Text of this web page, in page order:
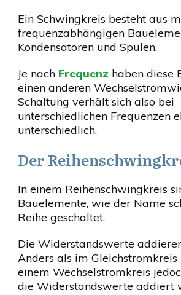
Ein Schwingkreis besteht aus
frequenzabhängigen
Kondensatoren und Spulen.
Je nach Frequenz haben diese
einen anderen
Schaltung verhält sich also bei
unterschiedlichen Frequenzen
unterschiedlich.
Der
In einem Reihenschwingkreis
Bauelemente, wie der Name
Reihe geschaltet.
Die Widerstandswerte
Anders als im Gleichstromkreis
einem Wechselstromkreis
die Widerstandswerte addiert